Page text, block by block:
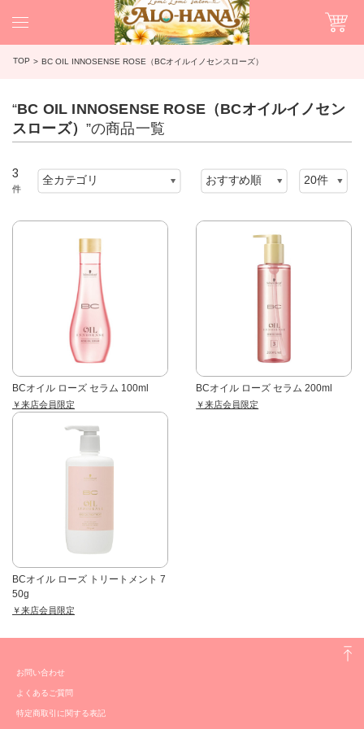
TOP BC OIL INNOSENSE ROSE（BCオイルイノセンスローズ）
“BC OIL INNOSENSE ROSE（BCオイルイノセン
スローズ） ”の商品一覧
3
件
BCオイル ローズ セラム 100ml
￥来店会員限定
BCオイル ローズ セラム 200ml
￥来店会員限定
BCオイル ローズ トリートメント 7
50g
￥来店会員限定
お問い合わせ
よくあるご質問
特定商取引に関する表記